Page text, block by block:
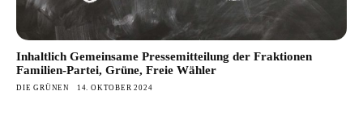
Inhaltlich Gemeinsame Pressemitteilung der Fraktionen
Familien-Partei, Grüne, Freie Wähler
DIE GRÜNEN 14. OKTOBER 2024